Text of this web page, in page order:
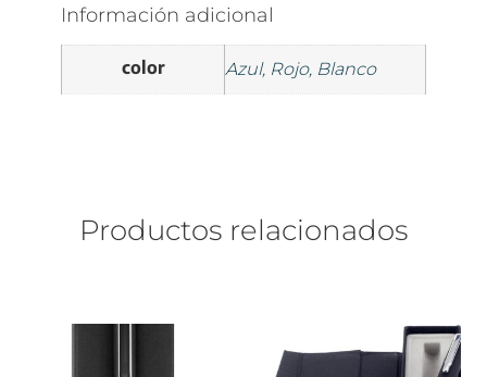
Información adicional
color Azul, Rojo, Blanco
Productos relacionados